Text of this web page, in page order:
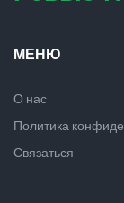
МЕНЮ
О нас
Политика
Связаться